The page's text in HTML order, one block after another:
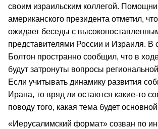
своим израильским коллегой.
американского президента отметил,
ожидает беседы c
представителями России и Израиля. В
Болтон пространно сообщил, что в
будут затронуты вопросы
Если учитывать динамику развития
Ирана, то вряд ли остаются какие-то
поводу того, какая тема будет
«Иерусалимский формат» созван по